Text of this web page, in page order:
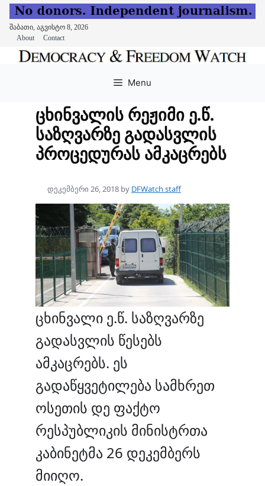
შაბათი, აგვისტო 8, 2026
About
Contact
Menu
ცხინვალის რეჟიმი ე.წ.
საზღვარზე გადასვლის
პროცედურას ამკაცრებს
დეკემბერი 26, 2018 by DFWatch staff
ცხინვალი ე.წ. საზღვარზე
გადასვლის წესებს
ამკაცრებს. ეს
გადაწყვეტილება სამხრეთ
ოსეთის დე ფაქტო
რესპუბლიკის მინისტრთა
კაბინეტმა 26 დეკემბერს
მიიღო.